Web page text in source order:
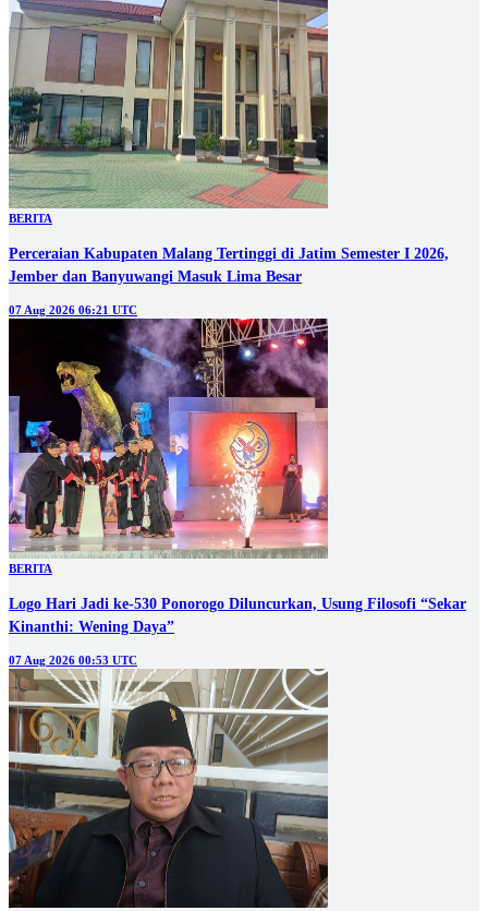
BERITA
Perceraian Kabupaten Malang Tertinggi di Jatim Semester I 2026,
Jember dan Banyuwangi Masuk Lima Besar
07 Aug 2026 06:21 UTC
BERITA
Logo Hari Jadi ke-530 Ponorogo Diluncurkan, Usung Filosofi “Sekar
Kinanthi: Wening Daya”
07 Aug 2026 00:53 UTC